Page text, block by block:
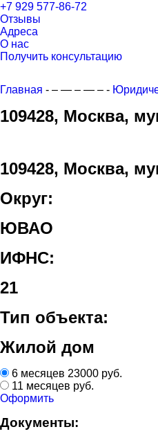
+7 929 577-86-72
Отзывы
Адреса
О нас
Получить консультацию
Главная - – — – — – -
109428, Москва,
109428, Москва,
Округ:
ЮВАО
ИФНС:
21
Тип объекта:
Жилой дом
6 месяцев 23000 руб.
11 месяцев руб.
Оформить
Документы: